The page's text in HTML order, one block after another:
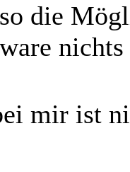
die
mir ist